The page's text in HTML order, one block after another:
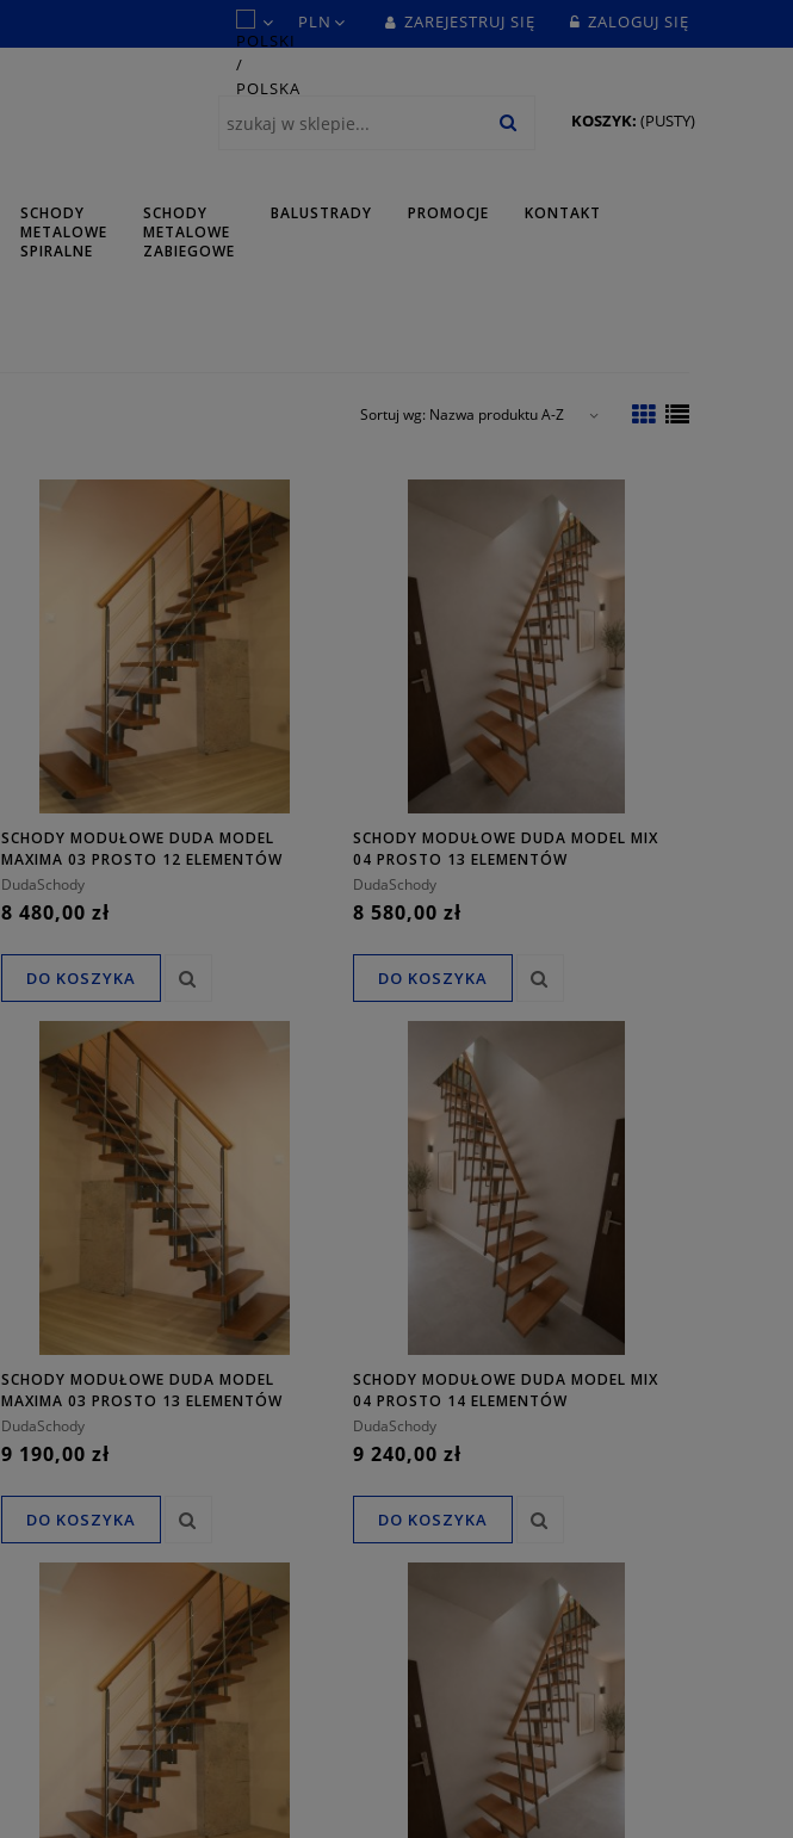
ZAREJESTRUJ SIĘ ZALOGUJ SIĘ
KOSZYK: (PUSTY)
SCHODY
METALOWE
SPIRALNE
SCHODY
METALOWE
ZABIEGOWE
BALUSTRADY PROMOCJE KONTAKT
Sortuj wg: Nazwa produktu A-Z
SCHODY MODUŁOWE DUDA MODEL
MAXIMA 03 PROSTO 12 ELEMENTÓW
DudaSchody
8 480,00 zł
DO KOSZYKA
SCHODY MODUŁOWE DUDA MODEL MIX
04 PROSTO 13 ELEMENTÓW
DudaSchody
8 580,00 zł
DO KOSZYKA
SCHODY MODUŁOWE DUDA MODEL
MAXIMA 03 PROSTO 13 ELEMENTÓW
DudaSchody
9 190,00 zł
DO KOSZYKA
SCHODY MODUŁOWE DUDA MODEL MIX
04 PROSTO 14 ELEMENTÓW
DudaSchody
9 240,00 zł
DO KOSZYKA